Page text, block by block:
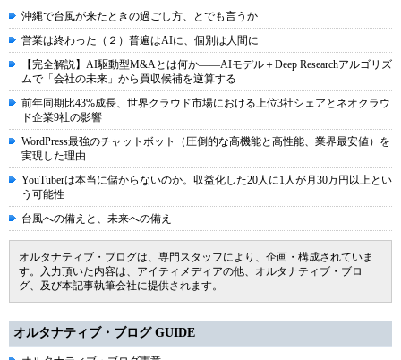
沖縄で台風が来たときの過ごし方、とでも言うか
営業は終わった（２）普遍はAIに、個別は人間に
【完全解説】AI駆動型M&Aとは何か――AIモデル＋Deep Researchアルゴリズ
ムで「会社の未来」から買収候補を逆算する
前年同期比43%成長、世界クラウド市場における上位3社シェアとネオクラウ
ド企業9社の影響
WordPress最強のチャットボット（圧倒的な高機能と高性能、業界最安値）を
実現した理由
YouTuberは本当に儲からないのか。収益化した20人に1人が月30万円以上とい
う可能性
台風への備えと、未来への備え
オルタナティブ・ブログは、専門スタッフにより、企画・構成されていま
す。入力頂いた内容は、アイティメディアの他、オルタナティブ・ブロ
グ、及び本記事執筆会社に提供されます。
オルタナティブ・ブログ GUIDE